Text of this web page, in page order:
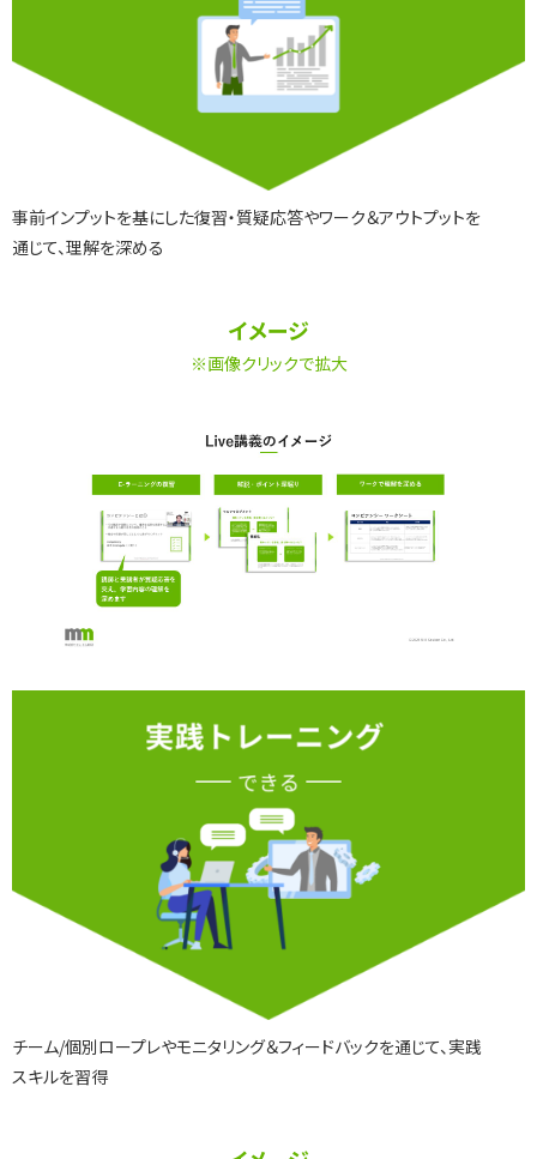
事前インプットを基にした復習・質疑応答やワーク＆アウトプットを
通じて、理解を深める
イメージ
※画像クリックで拡大
チーム/個別ロープレやモニタリング＆フィードバックを通じて、実践
スキルを習得